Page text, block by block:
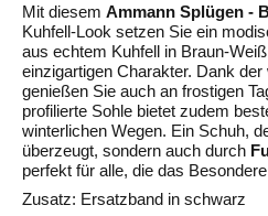
Mit diesem Ammann Splügen -
Kuhfell-Look setzen Sie ein
aus echtem Kuhfell in Braun-
einzigartigen Charakter. Dank
genießen Sie auch an frostigen
profilierte Sohle bietet zudem
winterlichen Wegen. Ein Schuh,
überzeugt, sondern auch durch
perfekt für alle, die das
Zusatz: Ersatzband in schwarz